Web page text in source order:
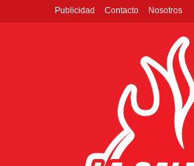
Publicidad Contacto Nosotros